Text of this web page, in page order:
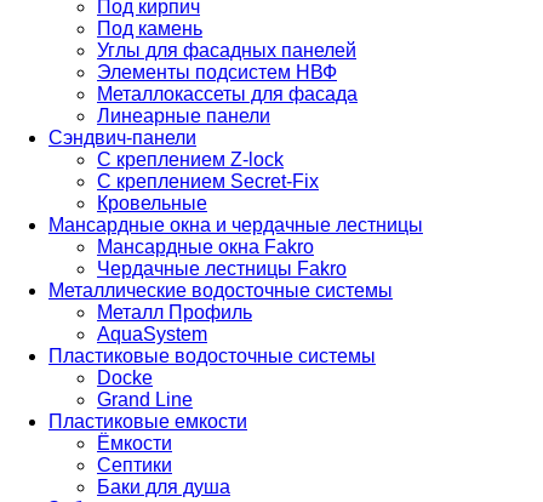
Под кирпич
Под камень
Углы для фасадных панелей
Элементы подсистем НВФ
Металлокассеты для фасада
Линеарные панели
Сэндвич-панели
С креплением Z-lock
С креплением Secret-Fix
Кровельные
Мансардные окна и чердачные лестницы
Мансардные окна Fakro
Чердачные лестницы Fakro
Металлические водосточные системы
Металл Профиль
AquaSystem
Пластиковые водосточные системы
Docke
Grand Line
Пластиковые емкости
Ёмкости
Септики
Баки для душа